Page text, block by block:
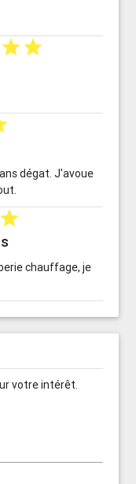
starstar
dégat. J'avoue
star
chauffage, je
votre intérêt.